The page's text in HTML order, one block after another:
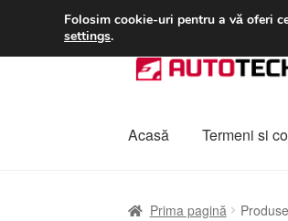
LIVRARE de la 33
Sari
la
Sari
la
Acasă Termeni si
Prima pagină
Folosim cookie-uri pentru a vă oferi
settings.